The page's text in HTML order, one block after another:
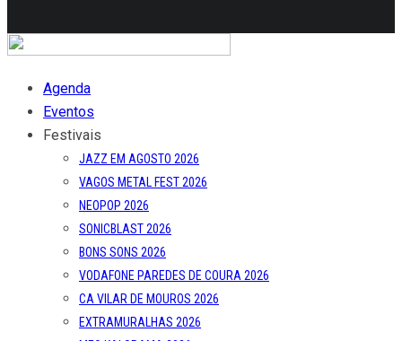
Agenda
Eventos
Festivais
JAZZ EM AGOSTO 2026
VAGOS METAL FEST 2026
NEOPOP 2026
SONICBLAST 2026
BONS SONS 2026
VODAFONE PAREDES DE COURA 2026
CA VILAR DE MOUROS 2026
EXTRAMURALHAS 2026